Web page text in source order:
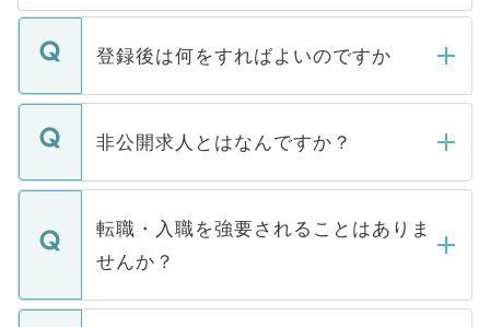
登録後は何をすればよいのですか
ご登録いただきましたら、弊社担当者がご
登録内容を確認し、その後メールもしくは
ます。通常、5営業日以内にはご連絡をせて
いただきますので、しばらくお待ちくださ
い。
非公開求人とはなんですか？
マイナビDOCTORで取り扱っている求人の
うち約3割は、Webサイトからご覧いただ
けない「非公開求人」です。非公開求人は
下記の理由によって、一般には公開してい
ません。
転職・入職を強要されることはありま
せんか？
転職・入職を強要することは一切ありませ